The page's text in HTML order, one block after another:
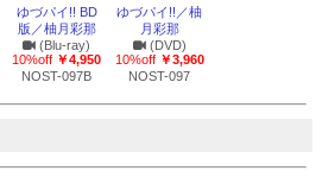
ゆづパイ!! BD
版／柚月彩那
(Blu-ray)
10%off ￥4,950
NOST-097B
ゆづパイ!!／柚
月彩那
(DVD)
10%off ￥3,960
NOST-097